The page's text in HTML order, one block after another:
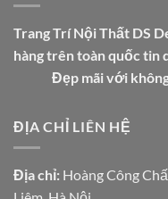
Trang Trí Nội Thất DS
hàng trên toàn quốc tin
Đẹp mãi với
ĐỊA CHỈ LIÊN HỆ
Địa chỉ: Hoàng Công